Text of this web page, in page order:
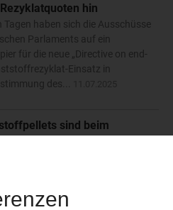
hin
Tagen haben sich die Ausschüsse
Parlaments auf ein
für die neue „Directive on end-
Einsatz in
des...
sind beim
Vereinten Nationen haben den
und der Niederlande
Beschluss fasste